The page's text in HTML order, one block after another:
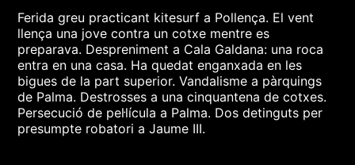
Ferida greu practicant kitesurf a Pollença. El vent
llença una jove contra un cotxe mentre es
preparava. Despreniment a Cala Galdana: una roca
entra en una casa. Ha quedat enganxada en les
bigues de la part superior. Vandalisme a pàrquings
de Palma. Destrosses a una cinquantena de cotxes.
Persecució de pel·lícula a Palma. Dos detinguts per
presumpte robatori a Jaume III.